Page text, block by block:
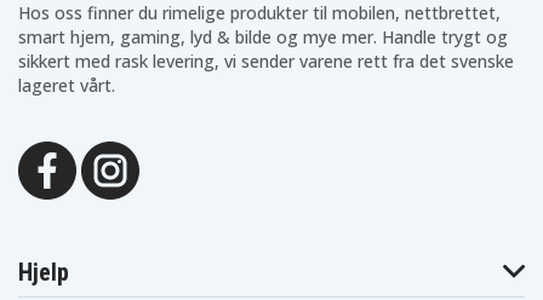
Hos oss finner du rimelige produkter til mobilen, nettbrettet,
smart hjem, gaming, lyd & bilde og mye mer. Handle trygt og
sikkert med rask levering, vi sender varene rett fra det svenske
lageret vårt.
Hjelp